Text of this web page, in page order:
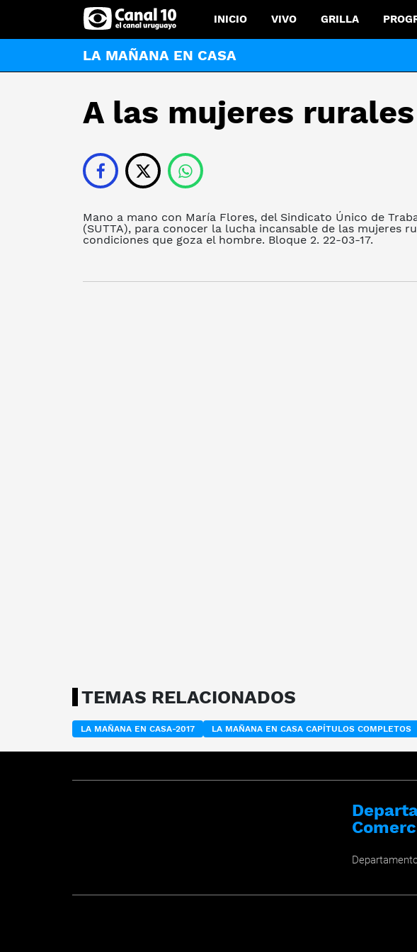
INICIO VIVO GRILLA
LA MAÑANA EN CASA
A las mujeres
Mano a mano con María Flores, del Sindicato Único de
(SUTTA), para conocer la lucha incansable de las mujeres
condiciones que goza el hombre. Bloque 2. 22-03-17.
TEMAS RELACIONADOS
LA MAÑANA EN CASA-2017 LA MAÑANA EN CASA CAPÍTULOS COMPLETOS